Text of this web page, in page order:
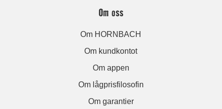
Om oss
Om HORNBACH
Om kundkontot
Om appen
Om lågprisfilosofin
Om garantier